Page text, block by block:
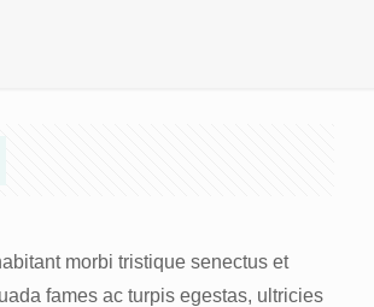
morbi tristique senectus et
fames ac turpis egestas, ultricies